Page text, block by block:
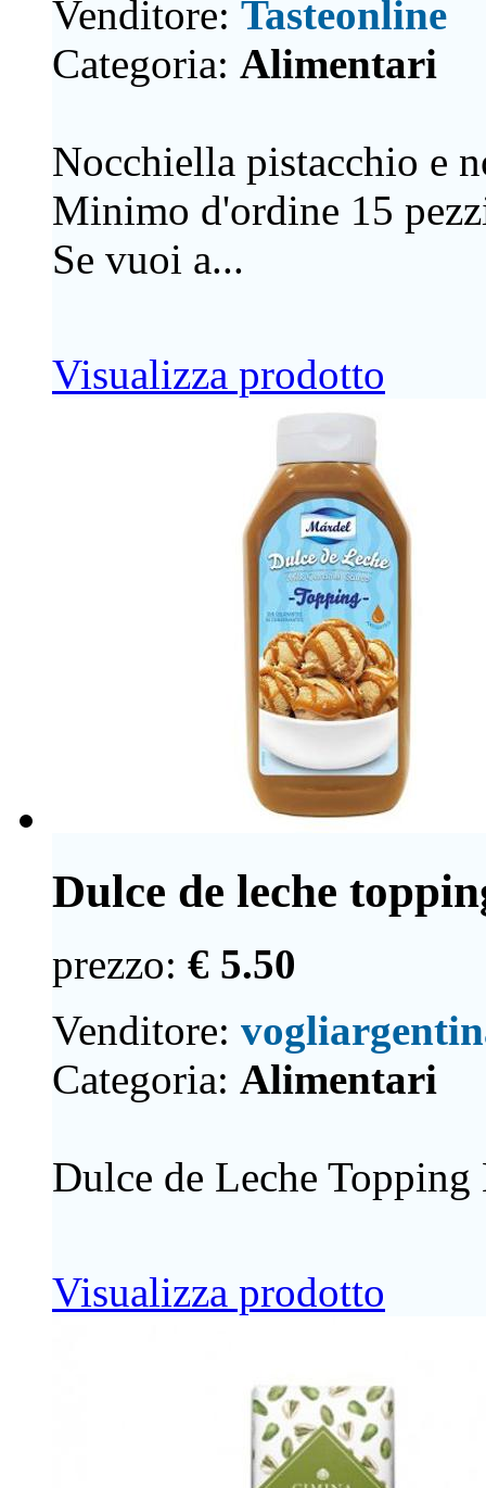
Venditore: Tasteonline
Categoria: Alimentari
Nocchiella pistacchio e
Minimo d'ordine 15
Se vuoi a...
Visualizza prodotto
Dulce de leche
prezzo: € 5.50
Venditore:
Categoria: Alimentari
Dulce de Leche
Visualizza prodotto